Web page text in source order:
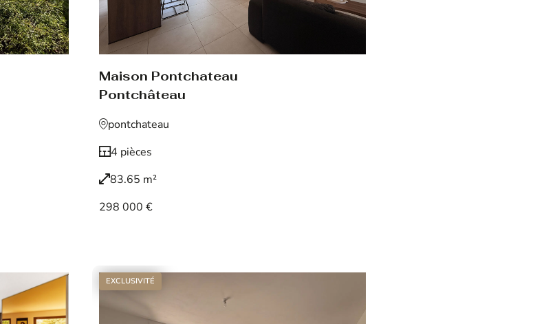
Maison Pontchateau
Pontchâteau
pontchateau
4 pièces
83.65 m²
298 000 €
EXCLUSIVITÉ